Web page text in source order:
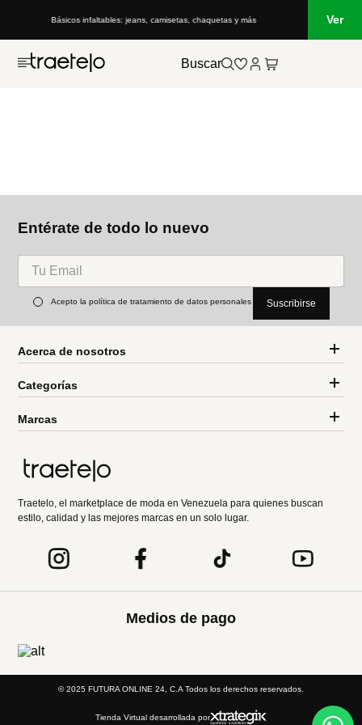
Básicos infaltables: jeans, camisetas, chaquetas y más Ver
Buscar
Entérate de todo lo nuevo
Acepto la política de tratamiento de datos personales Suscribirse
Acerca de nosotros
Categorías
Marcas
Traetelo, el marketplace de moda en Venezuela para quienes buscan
estilo, calidad y las mejores marcas en un solo lugar.
Medios de pago
© 2025 FUTURA ONLINE 24, C.A Todos los derechos reservados.
Tienda Virtual desarrollada por